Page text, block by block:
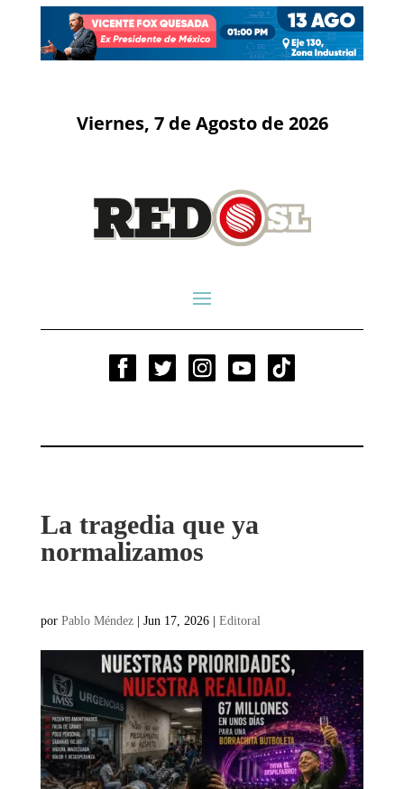
Viernes, 7 de Agosto de 2026
La tragedia que ya
normalizamos
por Pablo Méndez| Jun 17, 2026| Editoral